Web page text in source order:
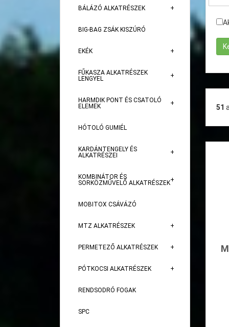
BÁLÁZÓ ALKATRÉSZEK
BIG-BAG ZSÁK KISZÚRÓ
EKÉK
FŰKASZA ALKATRÉSZEK
LENGYEL
HARMDIK PONT ÉS CSATOLÓ
ELEMEK
HÓTOLÓ GUMIÉL
KARDÁNTENGELY ÉS
ALKATRÉSZEI
KOMBINÁTOR ÉS
SORKÖZMŰVELŐ ALKATRÉSZEK
MOBITOX CSÁVÁZÓ
MTZ ALKATRÉSZEK
PERMETEZŐ ALKATRÉSZEK
PÓTKOCSI ALKATRÉSZEK
RENDSODRÓ FOGAK
SPC
51